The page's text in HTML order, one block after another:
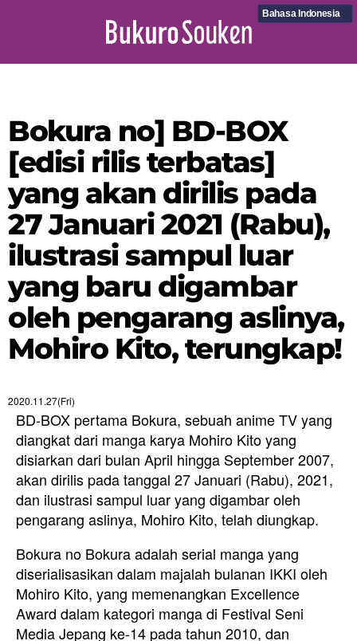
Bahasa Indonesia
Bokura no] BD-BOX
[edisi rilis terbatas]
yang akan dirilis pada
27 Januari 2021 (Rabu),
ilustrasi sampul luar
yang baru digambar
oleh pengarang aslinya,
Mohiro Kito, terungkap!
2020.11.27(Fri)
BD-BOX pertama Bokura, sebuah anime TV yang
diangkat dari manga karya Mohiro Kito yang
disiarkan dari bulan April hingga September 2007,
akan dirilis pada tanggal 27 Januari (Rabu), 2021,
dan ilustrasi sampul luar yang digambar oleh
pengarang aslinya, Mohiro Kito, telah diungkap.
Bokura no Bokura adalah serial manga yang
diserialisasikan dalam majalah bulanan IKKI oleh
Mohiro Kito, yang memenangkan Excellence
Award dalam kategori manga di Festival Seni
Media Jepang ke-14 pada tahun 2010, dan